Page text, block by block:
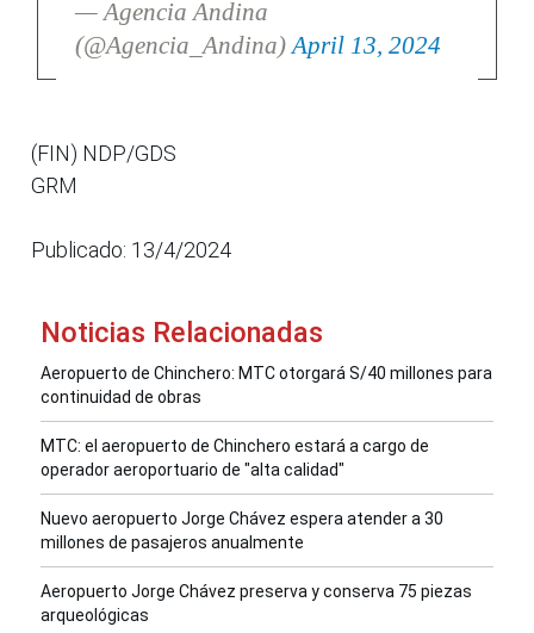
— Agencia Andina
(@Agencia_Andina) April 13, 2024
(FIN) NDP/GDS
GRM
Publicado: 13/4/2024
Noticias Relacionadas
Aeropuerto de Chinchero: MTC otorgará S/40 millones para
continuidad de obras
MTC: el aeropuerto de Chinchero estará a cargo de
operador aeroportuario de "alta calidad"
Nuevo aeropuerto Jorge Chávez espera atender a 30
millones de pasajeros anualmente
Aeropuerto Jorge Chávez preserva y conserva 75 piezas
arqueológicas